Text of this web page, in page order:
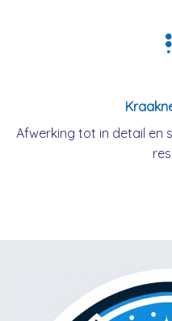
Afwerking tot in detail en